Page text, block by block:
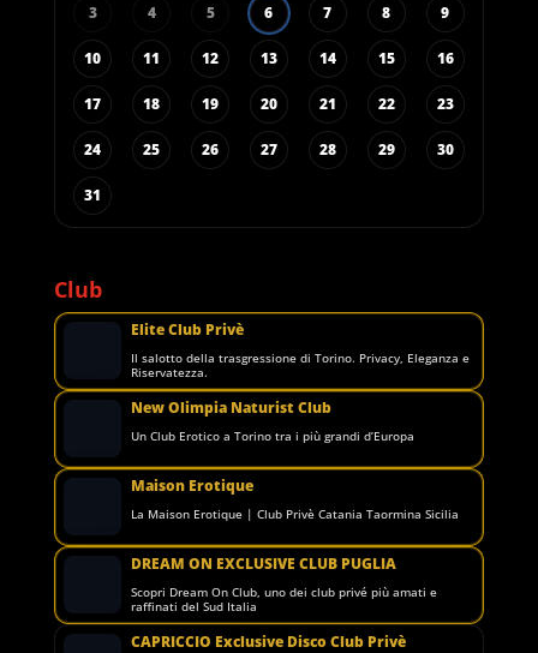
3 4 5 6 7 8 9
10 11 12 13 14 15 16
17 18 19 20 21 22 23
24 25 26 27 28 29 30
31
Club
Elite Club Privè
Il salotto della trasgressione di Torino. Privacy, Eleganza e
Riservatezza.
New Olimpia Naturist Club
Un Club Erotico a Torino tra i più grandi d’Europa
Maison Erotique
La Maison Erotique | Club Privè Catania Taormina Sicilia
DREAM ON EXCLUSIVE CLUB PUGLIA
Scopri Dream On Club, uno dei club privé più amati e
raffinati del Sud Italia
CAPRICCIO Exclusive Disco Club Privè